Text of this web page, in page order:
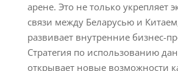
арене. Это не только укрепляет
связи между Беларусью и
развивает внутренние бизнес-
Стратегия по использованию
открывает новые возможности